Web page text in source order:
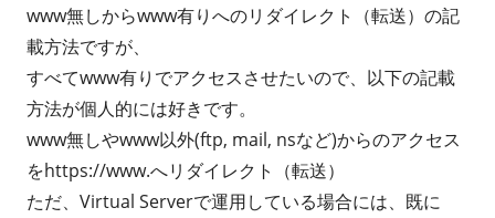
www無しからwww有りへのリダイレクト（転送）の記
載方法ですが、
すべてwww有りでアクセスさせたいので、以下の記載
方法が個人的には好きです。
www無しやwww以外(ftp, mail, nsなど)からのアクセス
をhttps://www.へリダイレクト（転送）
ただ、Virtual Serverで運用している場合には、既に